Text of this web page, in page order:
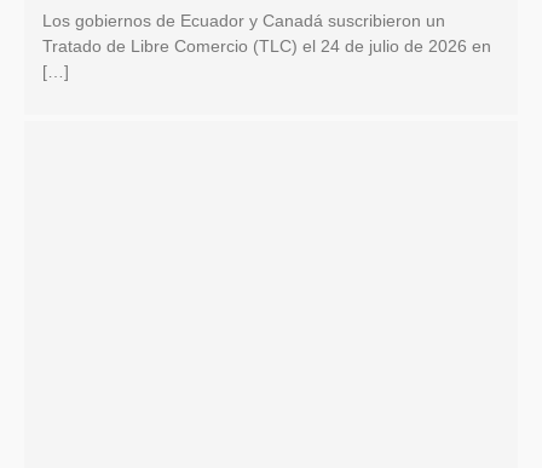
Los gobiernos de Ecuador y Canadá suscribieron un
Tratado de Libre Comercio (TLC) el 24 de julio de 2026 en
[…]